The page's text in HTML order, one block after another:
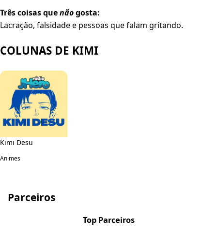
Três coisas quenãogosta:
Lacração, falsidade e pessoas que falam gritando.
COLUNAS DE KIMI
Kimi Desu
Animes
Parceiros
Top Parceiros